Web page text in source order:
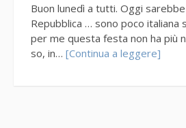
Buon lunedì a tutti. Oggi
Repubblica … sono poco italiana
per me questa festa non ha più
so, in… [Continua a leggere]